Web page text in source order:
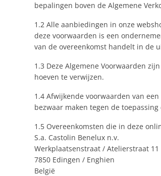
bepalingen boven de Algemene
1.2 Alle aanbiedingen in onze
deze voorwaarden is een
van de overeenkomst handelt in de
1.3 Deze Algemene Voorwaarden
hoeven te verwijzen.
1.4 Afwijkende voorwaarden van
bezwaar maken tegen de toepassing
1.5 Overeenkomsten die in deze
S.a. Castolin Benelux n.v.
Werkplaatsenstraat / Atelierstraat 11
7850 Edingen / Enghien
België